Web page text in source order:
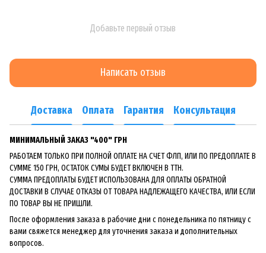
Добавьте первый отзыв
Написать отзыв
Доставка Оплата Гарантия Консультация
МИНИМАЛЬНЫЙ ЗАКАЗ "400" ГРН
РАБОТАЕМ ТОЛЬКО ПРИ ПОЛНОЙ ОПЛАТЕ НА СЧЕТ ФЛП, ИЛИ ПО ПРЕДОПЛАТЕ В
СУММЕ 150 ГРН, ОСТАТОК СУМЫ БУДЕТ ВКЛЮЧЕН В ТТН.
СУММА ПРЕДОПЛАТЫ БУДЕТ ИСПОЛЬЗОВАНА ДЛЯ ОПЛАТЫ ОБРАТНОЙ
ДОСТАВКИ В СЛУЧАЕ ОТКАЗЫ ОТ ТОВАРА НАДЛЕЖАЩЕГО КАЧЕСТВА, ИЛИ ЕСЛИ
ПО ТОВАР ВЫ НЕ ПРИШЛИ.
После оформления заказа в рабочие дни с понедельника по пятницу с
вами свяжется менеджер для уточнения заказа и дополнительных
вопросов.